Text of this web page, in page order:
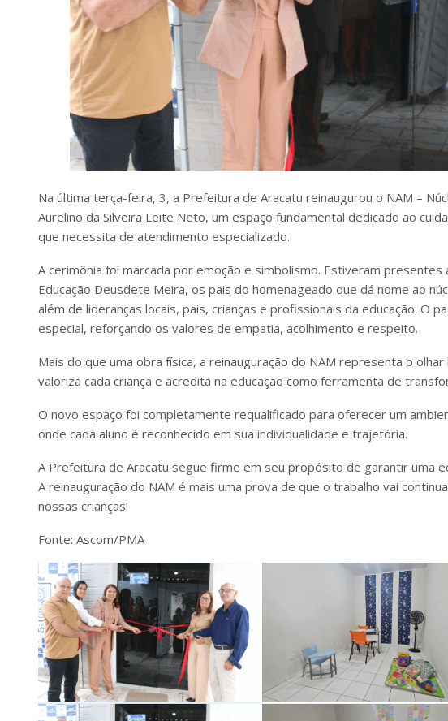
Na última terça-feira, 3, a Prefeitura de Aracatu reinaugurou o NAM –
Aurelino da Silveira Leite Neto, um espaço fundamental dedicado ao
que necessita de atendimento especializado.
A cerimônia foi marcada por emoção e simbolismo. Estiveram
Educação Deusdete Meira, os pais do homenageado que dá nome ao
além de lideranças locais, pais, crianças e profissionais da educação. O
especial, reforçando os valores de empatia, acolhimento e respeito.
Mais do que uma obra física, a reinauguração do NAM representa o
valoriza cada criança e acredita na educação como ferramenta de
O novo espaço foi completamente requalificado para oferecer um
onde cada aluno é reconhecido em sua individualidade e trajetória.
A Prefeitura de Aracatu segue firme em seu propósito de garantir uma
A reinauguração do NAM é mais uma prova de que o trabalho vai
nossas crianças!
Fonte: Ascom/PMA